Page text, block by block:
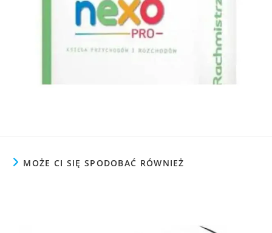
MOŻE CI SIĘ SPODOBAĆ RÓWNIEŻ